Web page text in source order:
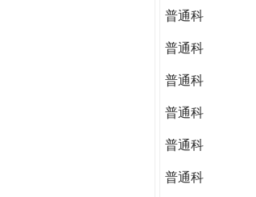
普通科
普通科
普通科
普通科
普通科
普通科